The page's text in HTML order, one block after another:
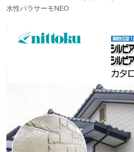
水性パラサーモNEO